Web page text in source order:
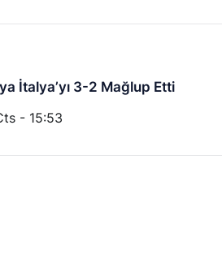
İtalya’yı 3-2 Mağlup Etti
- 15:53